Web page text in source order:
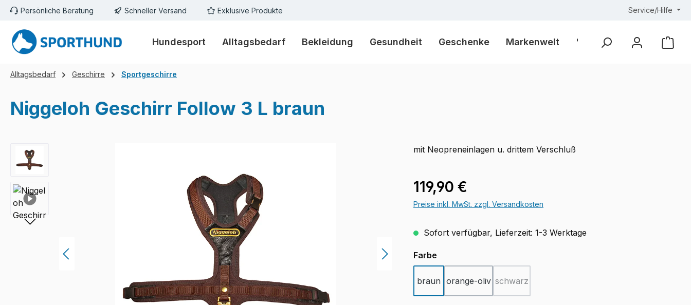
Hauptinhalt springen
Zur Suche springen
Zur Hauptnavigation springen
Persönliche Beratung Schneller Versand Exklusive Produkte Service/Hilfe
Hundesport Alltagsbedarf Bekleidung Gesundheit Geschenke Markenwelt % Outlet %
Alltagsbedarf Geschirre Sportgeschirre
Niggeloh Geschirr Follow 3 L braun
Bildergalerie überspringen mit Neopreneinlagen u. drittem Verschluß
Regulärer Preis:
119,90 €
Preise inkl. MwSt. zzgl. Versandkosten
Sofort verfügbar, Lieferzeit: 1-3 Werktage
Farbe
braun orange-oliv schwarz
(Diese Option ist zurzeit nicht verfügbar.)